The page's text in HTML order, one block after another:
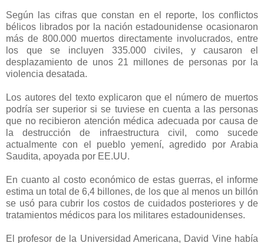
Según las cifras que constan en el reporte, los conflictos
bélicos librados por la nación estadounidense ocasionaron
más de 800.000 muertos directamente involucrados, entre
los que se incluyen 335.000 civiles, y causaron el
desplazamiento de unos 21 millones de personas por la
violencia desatada.
Los autores del texto explicaron que el número de muertos
podría ser superior si se tuviese en cuenta a las personas
que no recibieron atención médica adecuada por causa de
la destrucción de infraestructura civil, como sucede
actualmente con el pueblo yemení, agredido por Arabia
Saudita, apoyada por EE.UU.
En cuanto al costo económico de estas guerras, el informe
estima un total de 6,4 billones, de los que al menos un billón
se usó para cubrir los costos de cuidados posteriores y de
tratamientos médicos para los militares estadounidenses.
El profesor de la Universidad Americana, David Vine había